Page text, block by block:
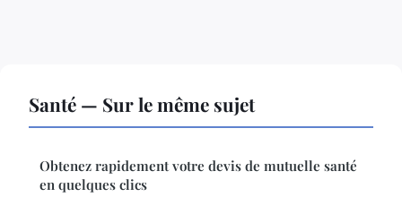
Santé — Sur le même sujet
Obtenez rapidement votre devis de mutuelle santé
en quelques clics